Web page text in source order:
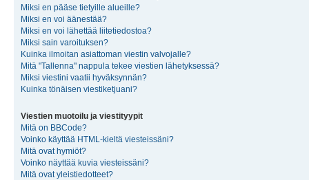
Miksi en pääse tietyille alueille?
Miksi en voi äänestää?
Miksi en voi lähettää liitetiedostoa?
Miksi sain varoituksen?
Kuinka ilmoitan asiattoman viestin valvojalle?
Mitä "Tallenna" nappula tekee viestien lähetyksessä?
Miksi viestini vaatii hyväksynnän?
Kuinka tönäisen viestiketjuani?
Viestien muotoilu ja viestityypit
Mitä on BBCode?
Voinko käyttää HTML-kieltä viesteissäni?
Mitä ovat hymiöt?
Voinko näyttää kuvia viesteissäni?
Mitä ovat yleistiedotteet?